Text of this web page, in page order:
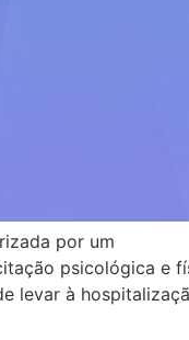
por um
psicológica e
levar à